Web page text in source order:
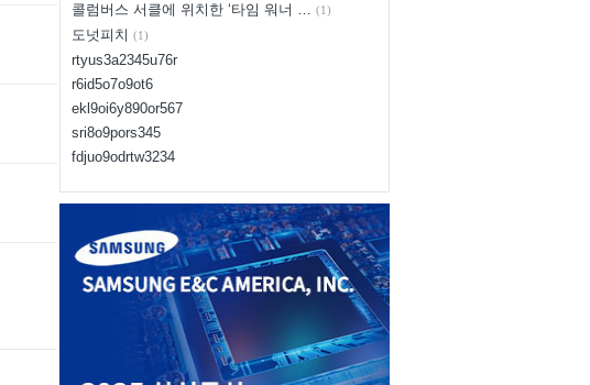
콜럼버스 서클에 위치한 ‘타임 워너 … (1)
도넛피치 (1)
rtyus3a2345u76r
r6id5o7o9ot6
ekl9oi6y890or567
sri8o9pors345
fdjuo9odrtw3234